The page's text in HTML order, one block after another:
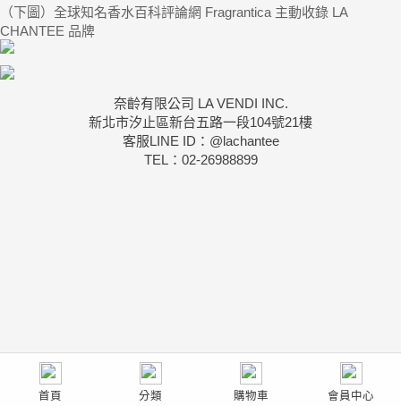
（下圖）全球知名香水百科評論網 Fragrantica 主動收錄 LA
CHANTEE 品牌
奈齡有限公司 LA VENDI INC.
新北市汐止區新台五路一段104號21樓
客服LINE ID：@lachantee
TEL：02-26988899
首頁 分類 購物車 會員中心